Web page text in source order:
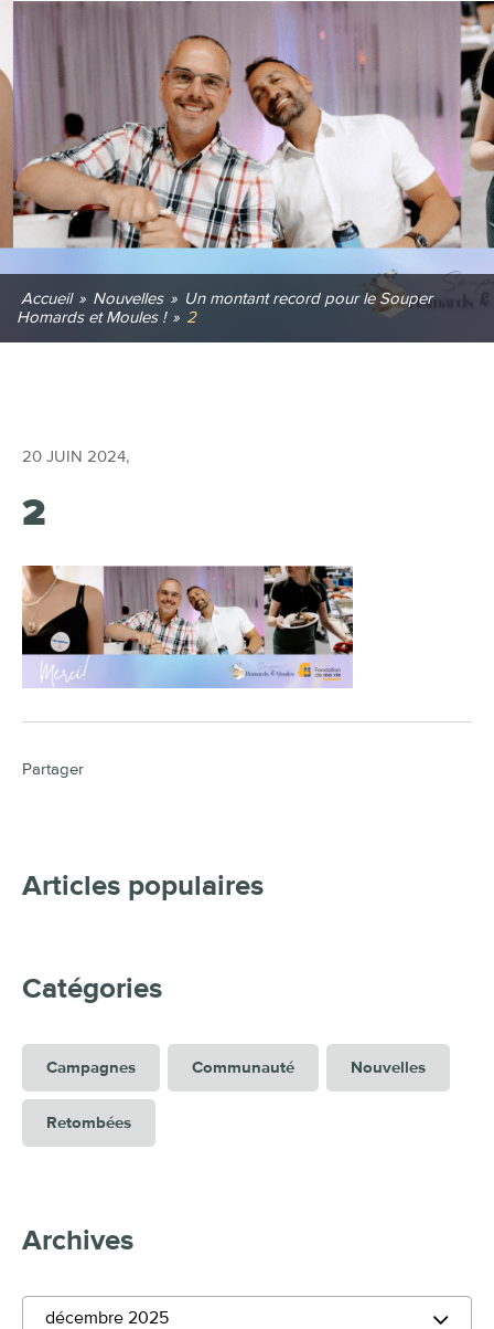
Accueil » Nouvelles » Un montant record pour le Souper
Homards et Moules ! » 2
20 JUIN 2024,
2
Partager
Articles populaires
Catégories
Campagnes Communauté Nouvelles
Retombées
Archives
décembre 2025